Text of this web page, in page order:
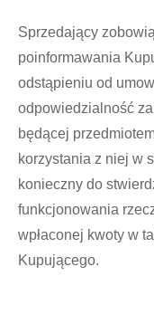
Sprzedający
poinformawania
odstąpieniu od
odpowiedzialność
będącej
korzystania z niej w
konieczny do
funkcjonowania
wpłaconej kwoty w
Kupującego.